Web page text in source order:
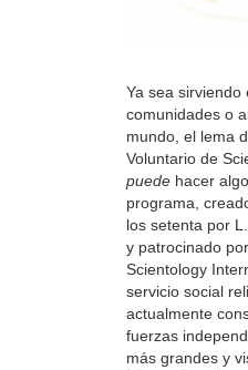
Ya sea sirviendo
comunidades o
mundo, el lema
Voluntario de
puede hacer
programa,
los setenta por
y patrocinado
Scientology
servicio social
actualmente
fuerzas
más grandes y